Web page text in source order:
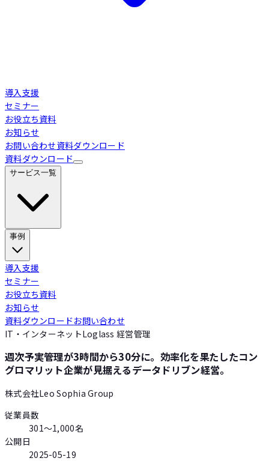
導入支援
セミナー
お役立ち資料
お知らせ
お問い合わせ資料ダウンロード
資料ダウンロード
サービス一覧
Loglass 経営管理
Loglass 人員計画
Loglass 設備投資計画
事例
導入事例
導入支援
セミナー
お役立ち資料
お知らせ
資料ダウンロードお問い合わせ
IT・インターネットLoglass 経営管理
週次予実管理が3時間から30分に。効率化を果たしたコン
グロマリット企業が見据えるデータドリブン経営。
株式会社Leo Sophia Group
従業員数
301〜1,000名
公開日
2025-05-19